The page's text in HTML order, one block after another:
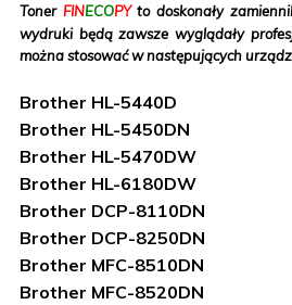
Toner FINECOPYto doskonały
wydruki będą zawsze wyglądały
można stosować w następujących
Brother HL-5440D
Brother HL-5450DN
Brother HL-5470DW
Brother HL-6180DW
Brother DCP-8110DN
Brother DCP-8250DN
Brother MFC-8510DN
Brother MFC-8520DN